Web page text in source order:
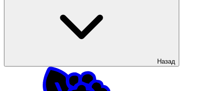
Назад